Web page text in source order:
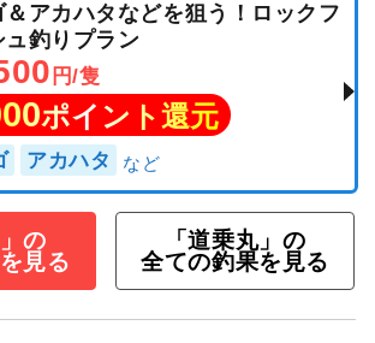
＆アカハタなどを狙う！ロックフ
ュ釣りプラン
円/隻
ポイント還元
アカハタ
の
見る
「道乗丸」の
全ての釣果を見る